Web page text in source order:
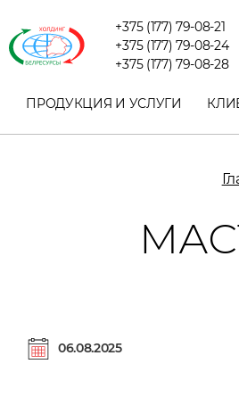
+375 (177) 79-08-21
+375 (177) 79-08-24
+375 (177) 79-08-28
ПРОДУКЦИЯ И УСЛУГИ
06.08.2025